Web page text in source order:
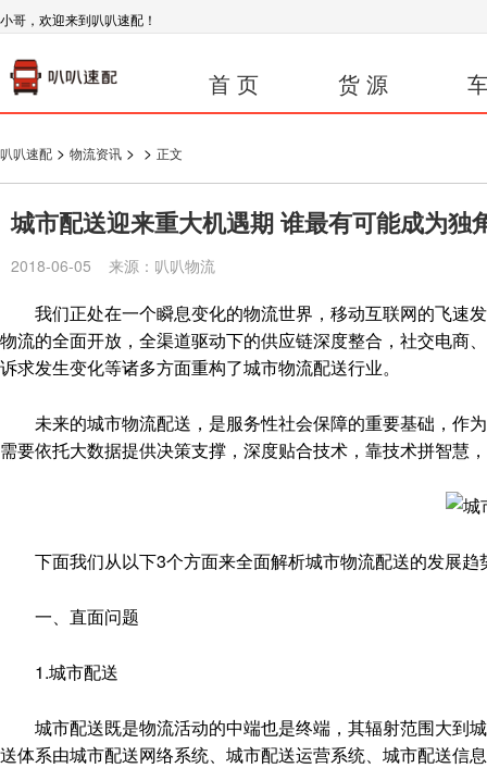
小哥，欢迎来到叭叭速配！
首 页 货 源
叭叭速配 > 物流资讯 > > 正文
城市配送迎来重大机遇期 谁最有可能成为独
2018-06-05 来源：叭叭物流
我们正处在一个瞬息变化的物流世界，移动互联网的飞速
物流的全面开放，全渠道驱动下的供应链深度整合，社交电商
诉求发生变化等诸多方面重构了城市物流配送行业。
未来的城市物流配送，是服务性社会保障的重要基础，作
需要依托大数据提供决策支撑，深度贴合技术，靠技术拼智慧
下面我们从以下3个方面来全面解析城市物流配送的发展趋
一、直面问题
1.城市配送
城市配送既是物流活动的中端也是终端，其辐射范围大到
送体系由城市配送网络系统、城市配送运营系统、城市配送信